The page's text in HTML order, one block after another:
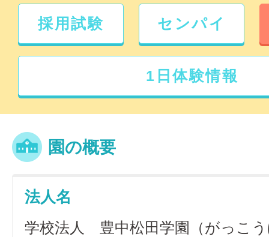
採用試験 センパイ
1日体験情報
園の概要
法人名
学校法人 豊中松田学園（がっこ